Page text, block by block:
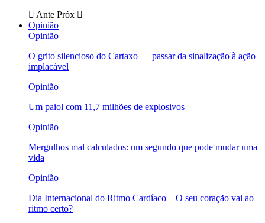
Ante Próx
Opinião
Opinião
O grito silencioso do Cartaxo — passar da sinalização à ação
implacável
Opinião
Um paiol com 11,7 milhões de explosivos
Opinião
Mergulhos mal calculados: um segundo que pode mudar uma
vida
Opinião
Dia Internacional do Ritmo Cardíaco – O seu coração vai ao
ritmo certo?